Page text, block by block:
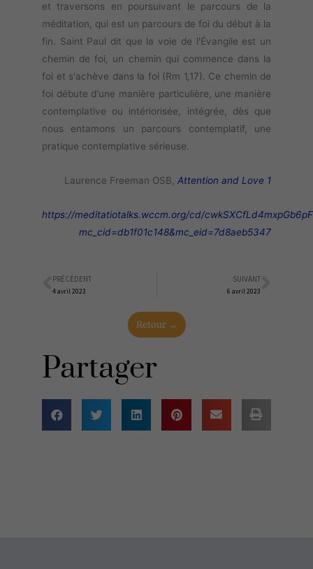
et traversons en poursuivant le parcours de la
méditation, qui est un parcours de foi du début à la
fin. Saint Paul dit que la voie de l'Évangile est un
chemin de foi, un chemin qui commence dans la
foi et s'achève dans la foi (Rm 1,17). Ce chemin de
foi débute d'une manière particulière, une manière
contemplative ou intériorisée, intégrée, dès que
nous entamons un parcours contemplatif, une
pratique contemplative sérieuse.
Laurence Freeman OSB, Attention and Love 1
https://meditatiotalks.wccm.org/cd/
mc_cid=db1f01c148&mc_eid=7d8aeb5347
Précédent
PRÉCÉDENT
4 avril 2023
SUIVANT
6 avril 2023
Retour →
Partager